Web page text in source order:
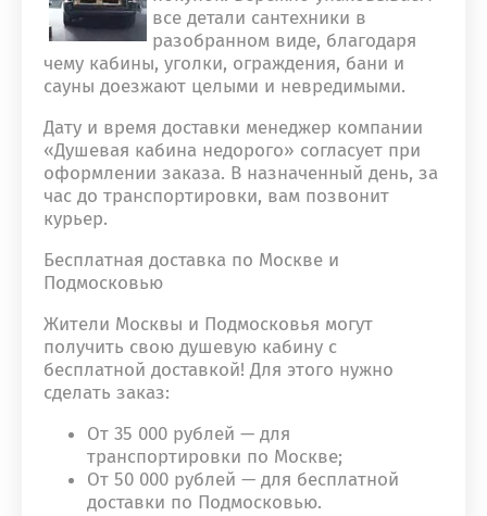
все детали сантехники в
разобранном виде, благодаря
чему кабины, уголки, ограждения, бани и
сауны доезжают целыми и невредимыми.
Дату и время доставки менеджер компании
«Душевая кабина недорого» согласует при
оформлении заказа. В назначенный день, за
час до транспортировки, вам позвонит
курьер.
Бесплатная доставка по Москве и
Подмосковью
Жители Москвы и Подмосковья могут
получить свою душевую кабину с
бесплатной доставкой! Для этого нужно
сделать заказ:
От 35 000 рублей — для
транспортировки по Москве;
От 50 000 рублей — для бесплатной
доставки по Подмосковью.